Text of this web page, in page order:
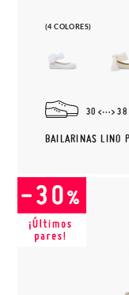
(4 COLORES)
30 38
BAILARINAS LINO